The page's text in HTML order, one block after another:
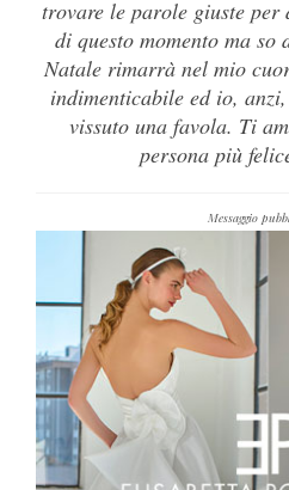
trovare le parole giuste per
di questo momento ma so
Natale rimarrà nel mio
indimenticabile ed io,
vissuto una favola. Ti
persona più
Messaggio